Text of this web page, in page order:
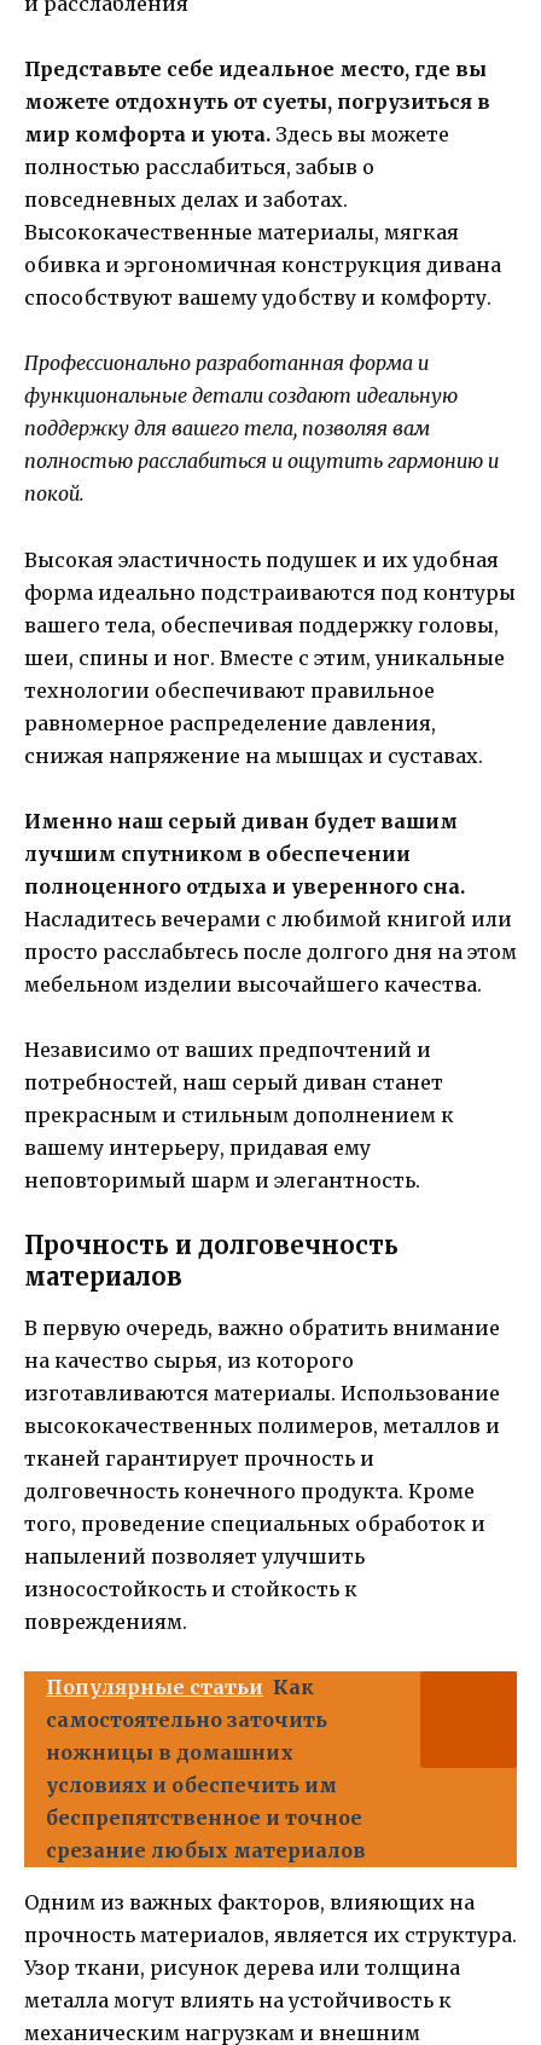
Представьте себе идеальное место, где вы
можете отдохнуть от суеты, погрузиться в
мир комфорта и уюта. Здесь вы можете
полностью расслабиться, забыв о
повседневных делах и заботах.
Высококачественные материалы, мягкая
обивка и эргономичная конструкция дивана
способствуют вашему удобству и комфорту.
Профессионально разработанная форма и
функциональные детали создают идеальную
поддержку для вашего тела, позволяя вам
полностью расслабиться и ощутить гармонию и
покой.
Высокая эластичность подушек и их удобная
форма идеально подстраиваются под контуры
вашего тела, обеспечивая поддержку головы,
шеи, спины и ног. Вместе с этим, уникальные
технологии обеспечивают правильное
равномерное распределение давления,
снижая напряжение на мышцах и суставах.
Именно наш серый диван будет вашим
лучшим спутником в обеспечении
полноценного отдыха и уверенного сна.
Насладитесь вечерами с любимой книгой или
просто расслабьтесь после долгого дня на этом
мебельном изделии высочайшего качества.
Независимо от ваших предпочтений и
потребностей, наш серый диван станет
прекрасным и стильным дополнением к
вашему интерьеру, придавая ему
неповторимый шарм и элегантность.
Прочность и долговечность
материалов
В первую очередь, важно обратить внимание
на качество сырья, из которого
изготавливаются материалы. Использование
высококачественных полимеров, металлов и
тканей гарантирует прочность и
долговечность конечного продукта. Кроме
того, проведение специальных обработок и
напылений позволяет улучшить
износостойкость и стойкость к
повреждениям.
Популярные статьи Как
самостоятельно заточить
ножницы в домашних
условиях и обеспечить им
беспрепятственное и точное
срезание любых материалов
Одним из важных факторов, влияющих на
прочность материалов, является их структура.
Узор ткани, рисунок дерева или толщина
металла могут влиять на устойчивость к
механическим нагрузкам и внешним